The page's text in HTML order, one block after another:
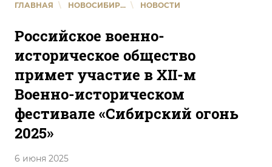
ГЛАВНАЯ \ НОВОСИБИР... \ НОВОСТИ
Российское военно-
историческое общество
примет участие в XII-м
Военно-историческом
фестивале «Сибирский огонь
2025»
6 июня 2025